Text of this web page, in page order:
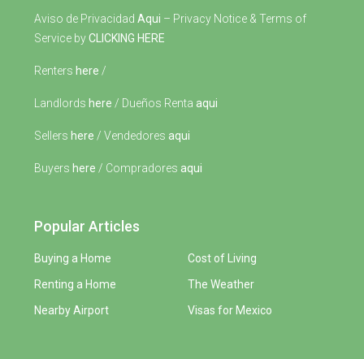
Aviso de Privacidad Aqui – Privacy Notice & Terms of
Service byCLICKING HERE
Renters here /
Landlords here / Dueños Renta aqui
Sellers here / Vendedores aqui
Buyers here / Compradores aqui
Popular Articles
Buying a Home
Renting a Home
Nearby Airport
Cost of Living
The Weather
Visas for Mexico